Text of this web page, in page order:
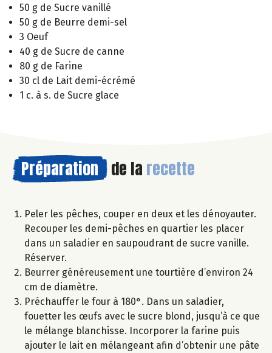
50 g de Sucre vanillé
50 g de Beurre demi-sel
3 Oeuf
40 g de Sucre de canne
80 g de Farine
30 cl de Lait demi-écrémé
1 c. à s. de Sucre glace
Préparation de la recette
Peler les pêches, couper en deux et les dénoyauter.
Recouper les demi-pêches en quartier les placer
dans un saladier en saupoudrant de sucre vanille.
Réserver.
Beurrer généreusement une tourtière d’environ 24
cm de diamètre.
Préchauffer le four à 180°. Dans un saladier,
fouetter les œufs avec le sucre blond, jusqu’à ce que
le mélange blanchisse. Incorporer la farine puis
ajouter le lait en mélangeant afin d’obtenir une pâte